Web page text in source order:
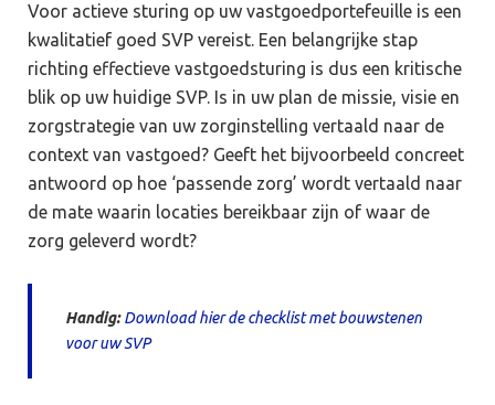
Voor actieve sturing op uw vastgoedportefeuille is een
kwalitatief goed SVP vereist. Een belangrijke stap
richting effectieve vastgoedsturing is dus een kritische
blik op uw huidige SVP. Is in uw plan de missie, visie en
zorgstrategie van uw zorginstelling vertaald naar de
context van vastgoed? Geeft het bijvoorbeeld concreet
antwoord op hoe ‘passende zorg’ wordt vertaald naar
de mate waarin locaties bereikbaar zijn of waar de
zorg geleverd wordt?
Handig: Download hier de checklist met bouwstenen
voor uw SVP